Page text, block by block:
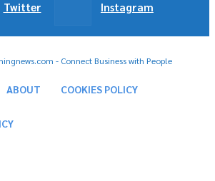
Twitter Instagram
- Connect Business with People
ABOUT COOKIES POLICY